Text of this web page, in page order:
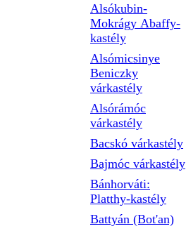
Alsókubin-
Mokrágy Abaffy-
kastély
Alsómicsinye
Beniczky
várkastély
Alsórámóc
várkastély
Bacskó várkastély
Bajmóc várkastély
Bánhorváti:
Platthy-kastély
Battyán (Bot'an)